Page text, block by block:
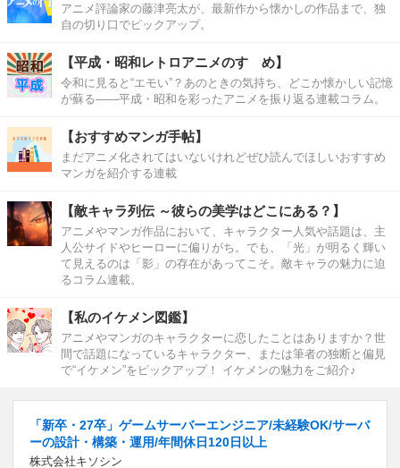
アニメ評論家の藤津亮太が、最新作から懐かしの作品まで、独
自の切り口でピックアップ。
【平成・昭和レトロアニメのすゝめ】
令和に見ると“エモい”？あのときの気持ち、どこか懐かしい記憶
が蘇る――平成・昭和を彩ったアニメを振り返る連載コラム。
【おすすめマンガ手帖】
まだアニメ化されてはいないけれどぜひ読んでほしいおすすめ
マンガを紹介する連載
【敵キャラ列伝 ～彼らの美学はどこにある？】
アニメやマンガ作品において、キャラクター人気や話題は、主
人公サイドやヒーローに偏りがち。でも、「光」が明るく輝い
て見えるのは「影」の存在があってこそ。敵キャラの魅力に迫
るコラム連載。
【私のイケメン図鑑】
アニメやマンガのキャラクターに恋したことはありますか？世
間で話題になっているキャラクター、または筆者の独断と偏見
で“イケメン”をピックアップ！ イケメンの魅力をご紹介♪
「新卒・27卒」ゲームサーバーエンジニア/未経験OK/サーバ
ーの設計・構築・運用/年間休日120日以上
株式会社キソシン